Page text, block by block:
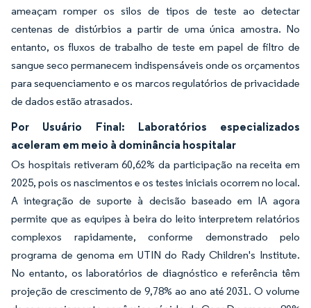
ameaçam romper os silos de tipos de teste ao detectar
centenas de distúrbios a partir de uma única amostra. No
entanto, os fluxos de trabalho de teste em papel de filtro de
sangue seco permanecem indispensáveis onde os orçamentos
para sequenciamento e os marcos regulatórios de privacidade
de dados estão atrasados.
Por Usuário Final: Laboratórios especializados
aceleram em meio à dominância hospitalar
Os hospitais retiveram 60,62% da participação na receita em
2025, pois os nascimentos e os testes iniciais ocorrem no local.
A integração de suporte à decisão baseado em IA agora
permite que as equipes à beira do leito interpretem relatórios
complexos rapidamente, conforme demonstrado pelo
programa de genoma em UTIN do Rady Children's Institute.
No entanto, os laboratórios de diagnóstico e referência têm
projeção de crescimento de 9,78% ao ano até 2031. O volume